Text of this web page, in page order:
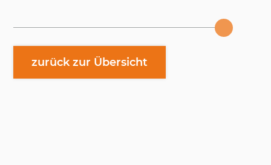
zurück zur Übersicht